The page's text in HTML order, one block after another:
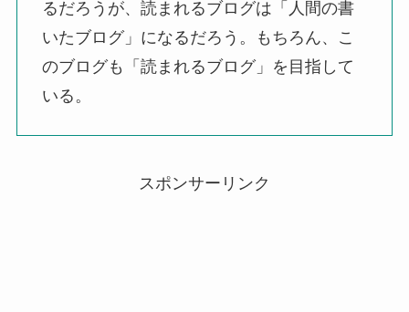
るだろうが、読まれるブログは「人間の書
いたブログ」になるだろう。もちろん、こ
のブログも「読まれるブログ」を目指して
いる。
スポンサーリンク